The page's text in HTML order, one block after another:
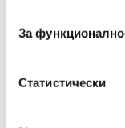
За
Статистически
Двувърх